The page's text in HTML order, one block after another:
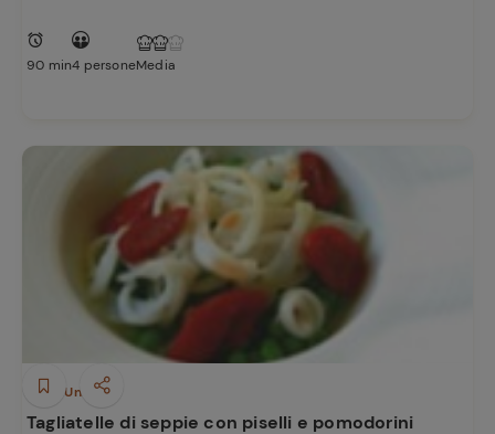
90 min4 personeMedia
Piatti Unici
Tagliatelle di seppie con piselli e pomodorini